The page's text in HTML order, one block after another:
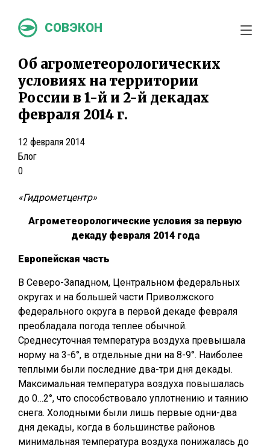
СОВЭКОН
Об агрометеорологических
условиях на территории
России в 1-й и 2-й декадах
февраля 2014 г.
12 февраля 2014
Блог
0
«Гидрометцентр»
Агрометеорологические условия за первую
декаду февраля 2014 года
Европейская часть
В Северо-Западном, Центральном федеральных
округах и на большей части Приволжского
федерального округа в первой декаде февраля
преобладала погода теплее обычной.
Среднесуточная температура воздуха превышала
норму на 3-6°, в отдельные дни на 8-9°. Наиболее
теплыми были последние два-три дня декады.
Максимальная температура воздуха повышалась
до 0…2°, что способствовало уплотнению и таянию
снега. Холодными были лишь первые одни-два
дня декады, когда в большинстве районов
минимальная температура воздуха понижалась до